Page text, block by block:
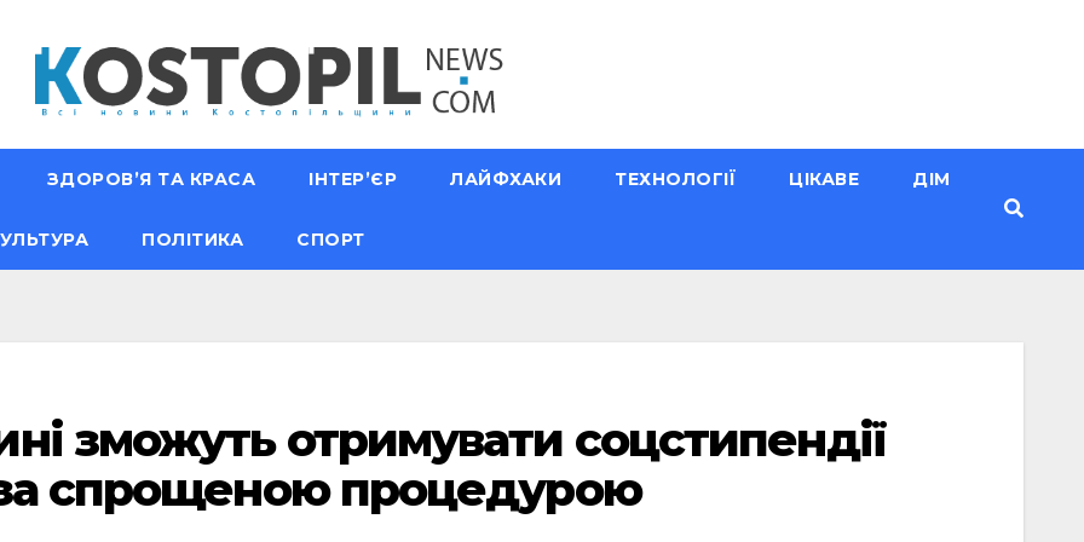
ЗДОРОВ’Я ТА КРАСА ІНТЕР’ЄР ЛАЙФХАКИ ТЕХНОЛОГІЇ ЦІКАВЕ ДІМ
ПОЛІТИКА СПОРТ
зможуть отримувати соцстипендії
спрощеною процедурою